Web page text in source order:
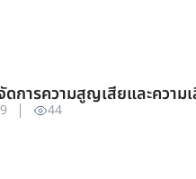
การความสูญเสียและความ
44